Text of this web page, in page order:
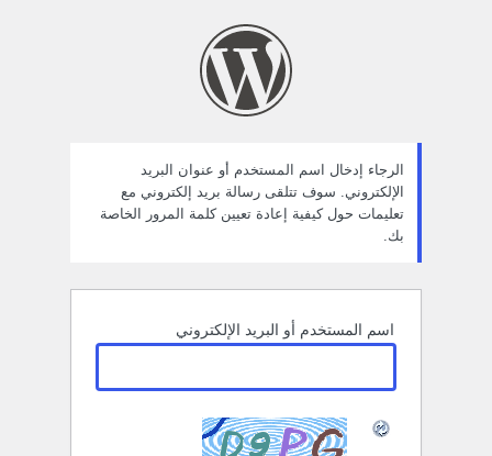
الرجاء إدخال اسم المستخدم أو عنوان البريد
الإلكتروني. سوف تتلقى رسالة بريد إلكتروني مع
تعليمات حول كيفية إعادة تعيين كلمة المرور الخاصة
بك.
اسم المستخدم أو البريد الإلكتروني